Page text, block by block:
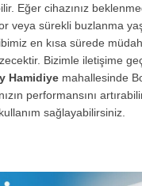
Eğer cihazınız
veya sürekli buzlanma
en kısa sürede
Bizimle iletişime
Hamidiye mahallesinde
performansını
sağlayabilirsiniz.